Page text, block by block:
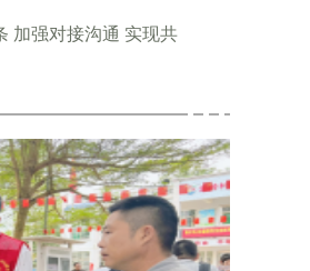
加强对接沟通 实现共